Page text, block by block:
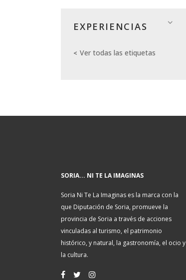
EXPERIENCIAS
Ver todas las etiquetas
SORIA... NI TE LA IMAGINAS
Soria Ni Te La Imaginas es la marca con la
que Diputación de Soria, promueve la
provincia de Soria a través de acciones
vinculadas al turismo, el patrimonio
histórico, y natural, la gastronomía, el ocio y
la cultura.